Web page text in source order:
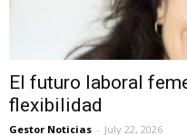
El futuro laboral
flexibilidad
Gestor Noticias - July 22, 2026